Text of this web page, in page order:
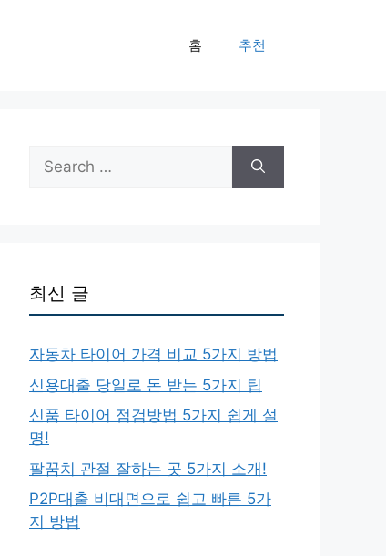
홈 추천
Search
for:
최신 글
자동차 타이어 가격 비교 5가지 방법
신용대출 당일로 돈 받는 5가지 팁
신품 타이어 점검방법 5가지 쉽게 설
명!
팔꿈치 관절 잘하는 곳 5가지 소개!
P2P대출 비대면으로 쉽고 빠른 5가
지 방법